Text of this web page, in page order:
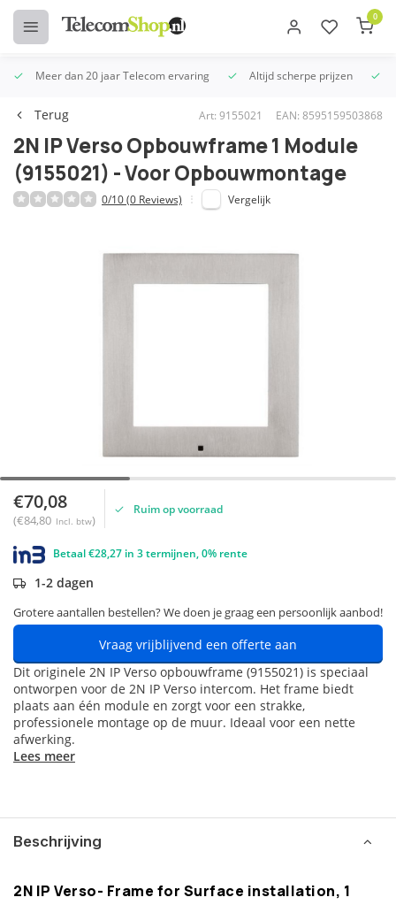
0
Meer dan 20 jaar Telecom ervaring Altijd scherpe prijzen
Terug Art: 9155021 EAN: 8595159503868
2N IP Verso Opbouwframe 1 Module
(9155021) - Voor Opbouwmontage
0/10 (0 Reviews) Vergelijk
€70,08
(€84,80 Incl. btw)
Ruim op voorraad
Betaal €28,27 in 3 termijnen, 0% rente
1-2 dagen
Grotere aantallen bestellen? We doen je graag een persoonlijk aanbod!
Vraag vrijblijvend een offerte aan
Dit originele 2N IP Verso opbouwframe (9155021) is speciaal
ontworpen voor de 2N IP Verso intercom. Het frame biedt
plaats aan één module en zorgt voor een strakke,
professionele montage op de muur. Ideaal voor een nette
afwerking.
Lees meer
Beschrijving
2N IP Verso- Frame for Surface installation, 1